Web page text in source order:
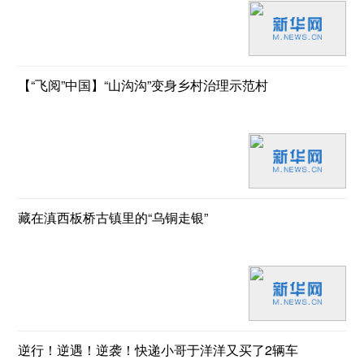
【“飞阅”中国】“山沟沟”变身乡村治理示范村
藏在滇西板桥古镇里的“乌铜走银”
逆行！逆遇！逆袭！快递小哥于洋洋又买了2辆车